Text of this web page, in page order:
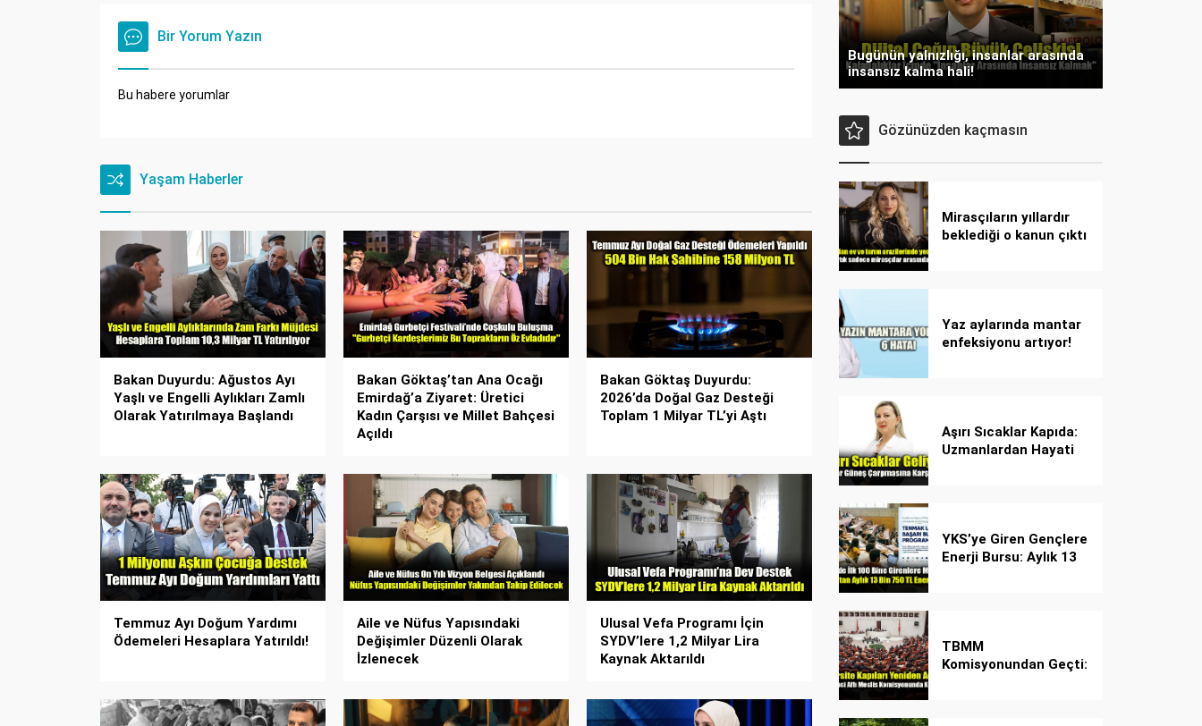
Bir Yorum Yazın
Bu habere yorumlar
Yaşam Haberler
Bakan Duyurdu: Ağustos Ayı
Yaşlı ve Engelli Aylıkları Zamlı
Olarak Yatırılmaya Başlandı
Bakan Göktaş’tan Ana Ocağı
Emirdağ’a Ziyaret: Üretici
Kadın Çarşısı ve Millet Bahçesi
Açıldı
Bakan Göktaş Duyurdu:
2026’da Doğal Gaz Desteği
Toplam 1 Milyar TL’yi Aştı
Temmuz Ayı Doğum Yardımı
Ödemeleri Hesaplara Yatırıldı!
Aile ve Nüfus Yapısındaki
Değişimler Düzenli Olarak
İzlenecek
Ulusal Vefa Programı İçin
SYDV’lere 1,2 Milyar Lira
Kaynak Aktarıldı
Bugünün yalnızlığı, insanlar arasında
insansız kalma hali!
Gözünüzden kaçmasın
Mirasçıların yıllardır
beklediği o kanun çıktı
Yaz aylarında mantar
enfeksiyonu artıyor!
Aşırı Sıcaklar Kapıda:
Uzmanlardan Hayati
YKS’ye Giren Gençlere
Enerji Bursu: Aylık 13
TBMM
Komisyonundan Geçti: